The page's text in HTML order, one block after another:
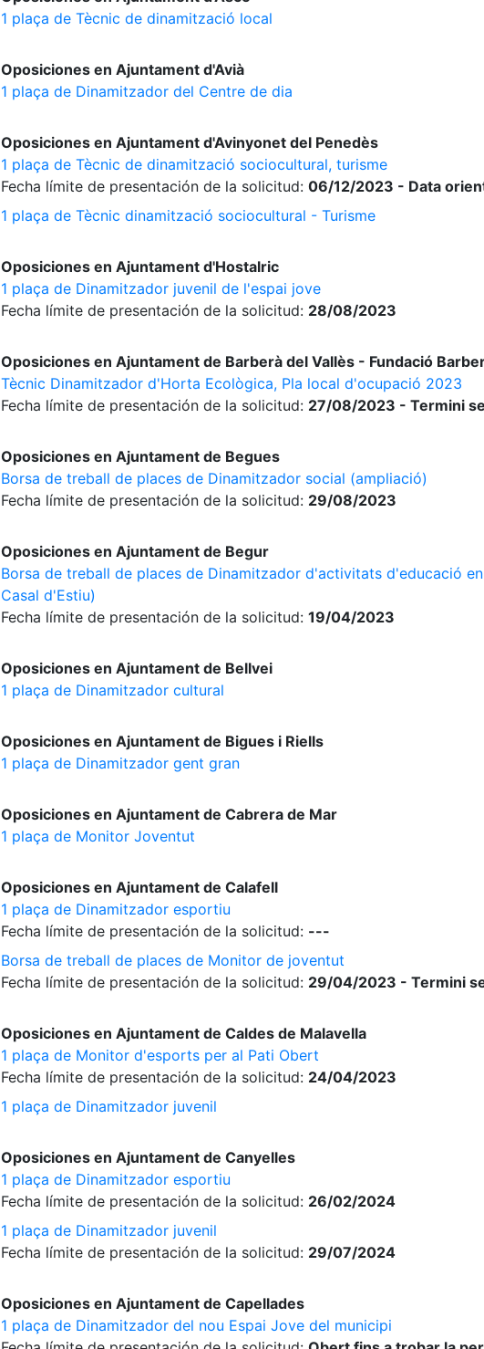
1 plaça de Tècnic de dinamització local
Oposiciones en Ajuntament d'Avià
1 plaça de Dinamitzador del Centre de dia
Oposiciones en Ajuntament d'Avinyonet del Penedès
1 plaça de Tècnic de dinamització sociocultural, turisme
Fecha límite de presentación de la solicitud: 06/12/2023 - Data
1 plaça de Tècnic dinamització sociocultural - Turisme
Oposiciones en Ajuntament d'Hostalric
1 plaça de Dinamitzador juvenil de l'espai jove
Fecha límite de presentación de la solicitud: 28/08/2023
Oposiciones en Ajuntament de Barberà del Vallès - Fundació
Tècnic Dinamitzador d'Horta Ecològica, Pla local d'ocupació 2023
Fecha límite de presentación de la solicitud: 27/08/2023 - Termini
Oposiciones en Ajuntament de Begues
Borsa de treball de places de Dinamitzador social (ampliació)
Fecha límite de presentación de la solicitud: 29/08/2023
Oposiciones en Ajuntament de Begur
Borsa de treball de places de Dinamitzador d'activitats d'educació
Casal d'Estiu)
Fecha límite de presentación de la solicitud: 19/04/2023
Oposiciones en Ajuntament de Bellvei
1 plaça de Dinamitzador cultural
Oposiciones en Ajuntament de Bigues i Riells
1 plaça de Dinamitzador gent gran
Oposiciones en Ajuntament de Cabrera de Mar
1 plaça de Monitor Joventut
Oposiciones en Ajuntament de Calafell
1 plaça de Dinamitzador esportiu
Fecha límite de presentación de la solicitud: ---
Borsa de treball de places de Monitor de joventut
Fecha límite de presentación de la solicitud: 29/04/2023 - Termini
Oposiciones en Ajuntament de Caldes de Malavella
1 plaça de Monitor d'esports per al Pati Obert
Fecha límite de presentación de la solicitud: 24/04/2023
1 plaça de Dinamitzador juvenil
Oposiciones en Ajuntament de Canyelles
1 plaça de Dinamitzador esportiu
Fecha límite de presentación de la solicitud: 26/02/2024
1 plaça de Dinamitzador juvenil
Fecha límite de presentación de la solicitud: 29/07/2024
Oposiciones en Ajuntament de Capellades
1 plaça de Dinamitzador del nou Espai Jove del municipi